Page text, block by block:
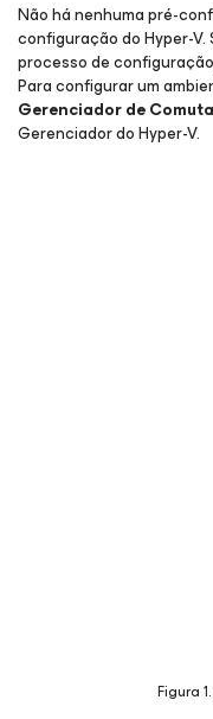
Não há nenhuma pré-
configuração do Hyper-
processo de
Para configurar um
Gerenciador de
Gerenciador do Hyper-V.
Figura